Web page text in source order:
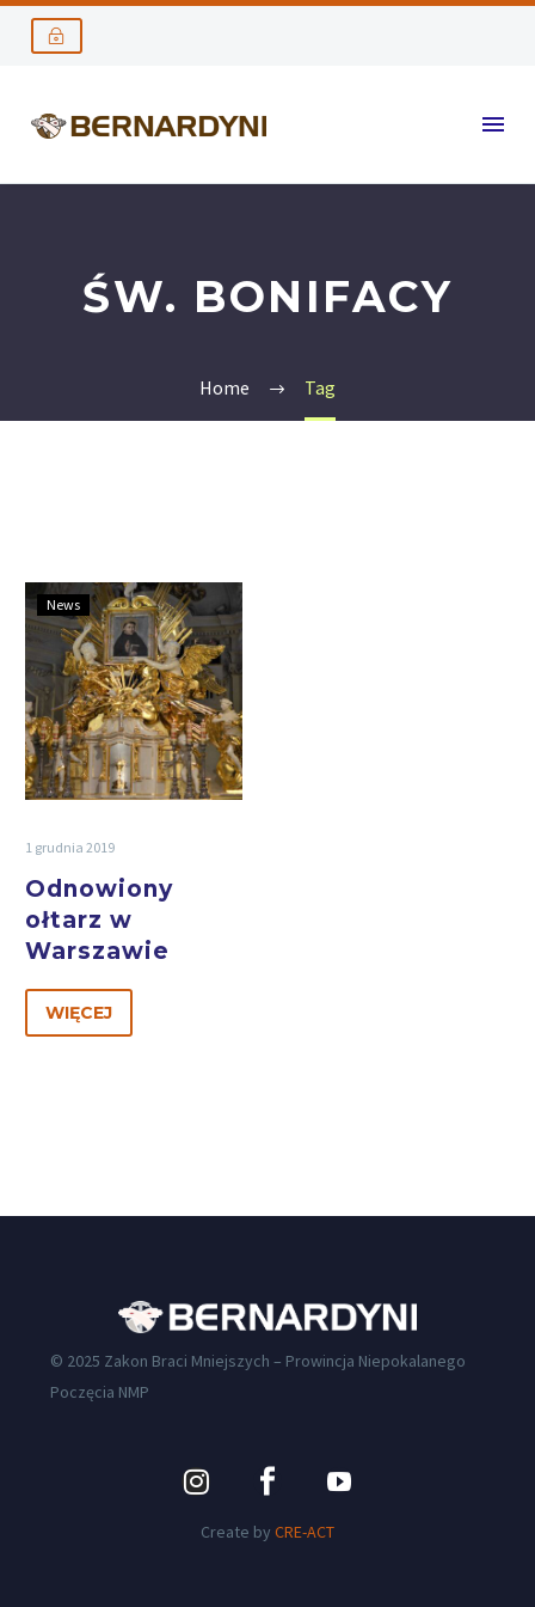
ŚW. BONIFACY
Home Tag
News
1 grudnia 2019
Odnowiony
ołtarz w
Warszawie
WIĘCEJ
© 2025 Zakon Braci Mniejszych – Prowincja Niepokalanego
Poczęcia NMP
Create by CRE-ACT